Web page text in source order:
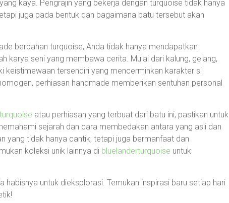
kaya. Pengrajin yang bekerja dengan turquoise tidak hanya
juga pada bentuk dan bagaimana batu tersebut akan
berbahan turquoise, Anda tidak hanya mendapatkan
karya seni yang membawa cerita. Mulai dari kalung, gelang,
keistimewaan tersendiri yang mencerminkan karakter si
perhiasan handmade memberikan sentuhan personal
atau perhiasan yang terbuat dari batu ini, pastikan untuk
sejarah dan cara membedakan antara yang asli dan
yang tidak hanya cantik, tetapi juga bermanfaat dan
koleksi unik lainnya di bluelanderturquoise untuk
habisnya untuk dieksplorasi. Temukan inspirasi baru setiap hari